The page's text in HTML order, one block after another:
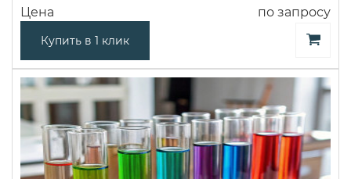
Цена по запросу
Купить в 1 клик